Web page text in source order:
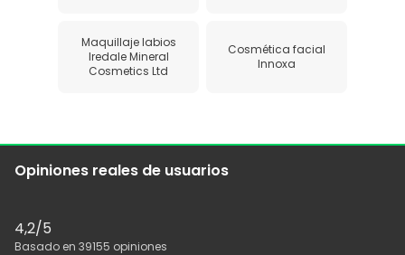
Maquillaje labios
Iredale Mineral
Cosmetics Ltd
Cosmética facial
Innoxa
Opiniones reales de usuarios
4,2/5
Basado en 39155 opiniones